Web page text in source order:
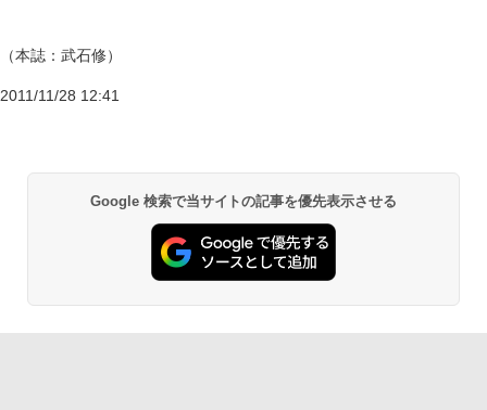
（本誌：武石修）
2011/11/28 12:41
Google 検索で当サイトの記事を優先表示させる